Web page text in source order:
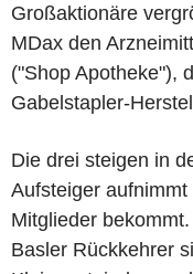
Großaktionäre
MDax den
("Shop Apotheke"),
Gabelstapler-
Die drei steigen in
Aufsteiger
Mitglieder
Basler Rückkehrer